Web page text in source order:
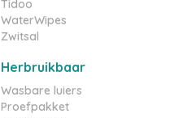
Tidoo
WaterWipes
Zwitsal
Herbruikbaar
Wasbare luiers
Proefpakket